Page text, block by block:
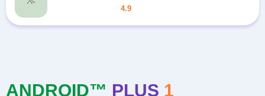
4.9
ANDROID™ PLUS 1